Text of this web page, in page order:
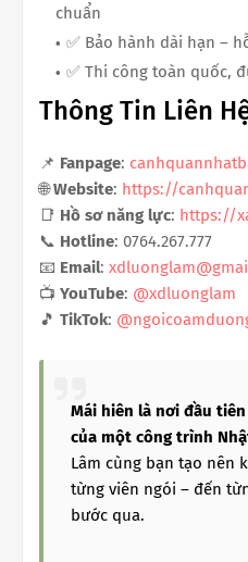
chuẩn
✅ Bảo hành dài hạn –
✅ Thi công toàn quốc,
Thông Tin Liên
📌 Fanpage:
🌐Website: https://
📑 Hồ sơ năng lực: https://
📞 Hotline: 0764.267.777
📧 Email:
📺 YouTube: @xdluonglam
🎵 TikTok:
Mái hiên là nơi đầu
của một công trình
Lâm cùng bạn tạo nên
từng viên ngói – đến
bước qua.